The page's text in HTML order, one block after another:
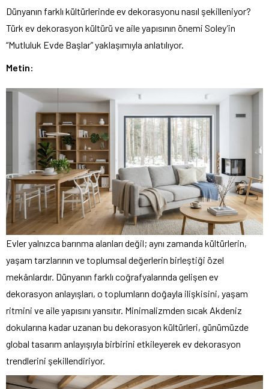
Dünyanın farklı kültürlerinde ev dekorasyonu nasıl şekilleniyor?
Türk ev dekorasyon kültürü ve aile yapısının önemi Soley’in
“Mutluluk Evde Başlar” yaklaşımıyla anlatılıyor.
Metin:
Evler yalnızca barınma alanları değil; aynı zamanda kültürlerin,
yaşam tarzlarının ve toplumsal değerlerin birleştiği özel
mekânlardır. Dünyanın farklı coğrafyalarında gelişen ev
dekorasyon anlayışları, o toplumların doğayla ilişkisini, yaşam
ritmini ve aile yapısını yansıtır. Minimalizmden sıcak Akdeniz
dokularına kadar uzanan bu dekorasyon kültürleri, günümüzde
global tasarım anlayışıyla birbirini etkileyerek ev dekorasyon
trendlerini şekillendiriyor.